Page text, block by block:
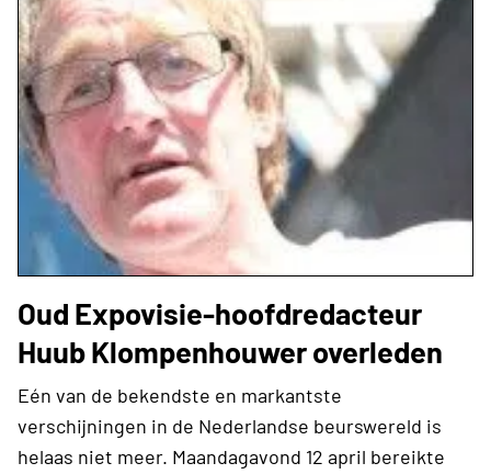
Oud Expovisie-hoofdredacteur
Huub Klompenhouwer overleden
Eén van de bekendste en markantste
verschijningen in de Nederlandse beurswereld is
helaas niet meer. Maandagavond 12 april bereikte